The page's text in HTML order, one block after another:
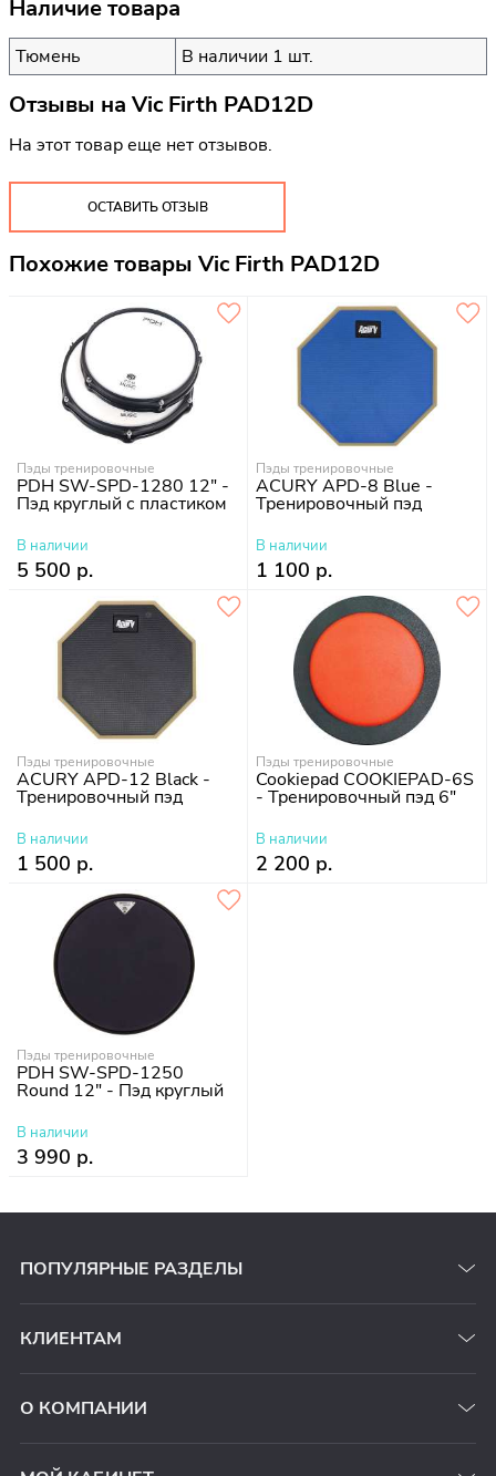
Наличие товара
Тюмень В наличии 1 шт.
Отзывы на Vic Firth PAD12D
На этот товар еще нет отзывов.
ОСТАВИТЬ ОТЗЫВ
Похожие товары Vic Firth PAD12D
Пэды тренировочные
PDH SW-SPD-1280 12" -
Пэд круглый с пластиком
В наличии
5 500 р.
Пэды тренировочные
ACURY APD-8 Blue -
Тренировочный пэд
В наличии
1 100 р.
Пэды тренировочные
ACURY APD-12 Black -
Тренировочный пэд
В наличии
1 500 р.
Пэды тренировочные
Cookiepad COOKIEPAD-6S
- Тренировочный пэд 6"
В наличии
2 200 р.
Пэды тренировочные
PDH SW-SPD-1250
Round 12" - Пэд круглый
В наличии
3 990 р.
ПОПУЛЯРНЫЕ РАЗДЕЛЫ
КЛИЕНТАМ
О КОМПАНИИ